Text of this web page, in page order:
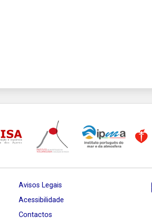
Avisos Legais
Acessibilidade
Contactos